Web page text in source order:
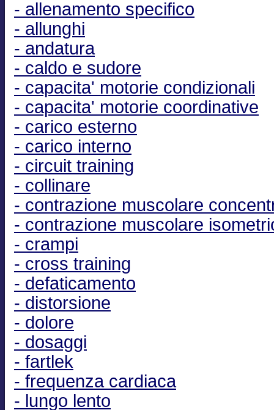
- allenamento specifico
- allunghi
- andatura
- caldo e sudore
- capacita' motorie condizionali
- capacita' motorie coordinative
- carico esterno
- carico interno
- circuit training
- collinare
- contrazione muscolare
- contrazione muscolare
- crampi
- cross training
- defaticamento
- distorsione
- dolore
- dosaggi
- fartlek
- frequenza cardiaca
- lungo lento